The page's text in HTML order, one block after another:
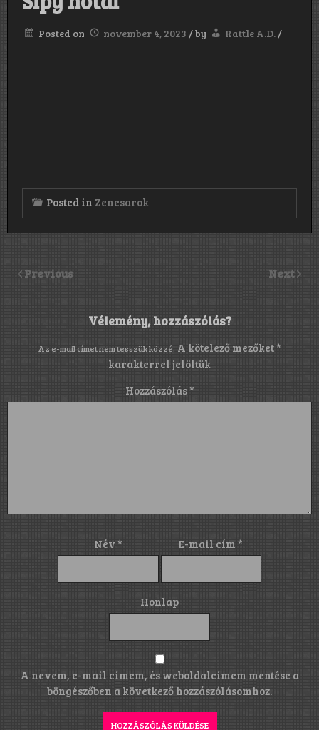
Posted on november 4, 2023 /by Rattle A.D./
Posted in Zenesarok
Previous Next
Vélemény, hozzászólás?
Az e-mail címet nem tesszük közzé. A kötelező mezőket *
karakterrel jelöltük
Hozzászólás*
Név * E-mail cím*
Honlap
A nevem, e-mail címem, és weboldalcímem mentése a
böngészőben a következő hozzászólásomhoz.